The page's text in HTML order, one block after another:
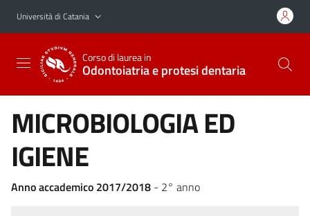
Vai al contenuto principale
Vai al menu di navigazione
Università di Catania
Corso di laurea in
Odontoiatria e protesi dentaria
MICROBIOLOGIA ED
IGIENE
Anno accademico 2017/2018 - 2° anno